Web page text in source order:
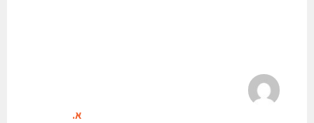
א.